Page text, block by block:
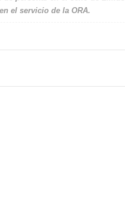
el servicio de la ORA.